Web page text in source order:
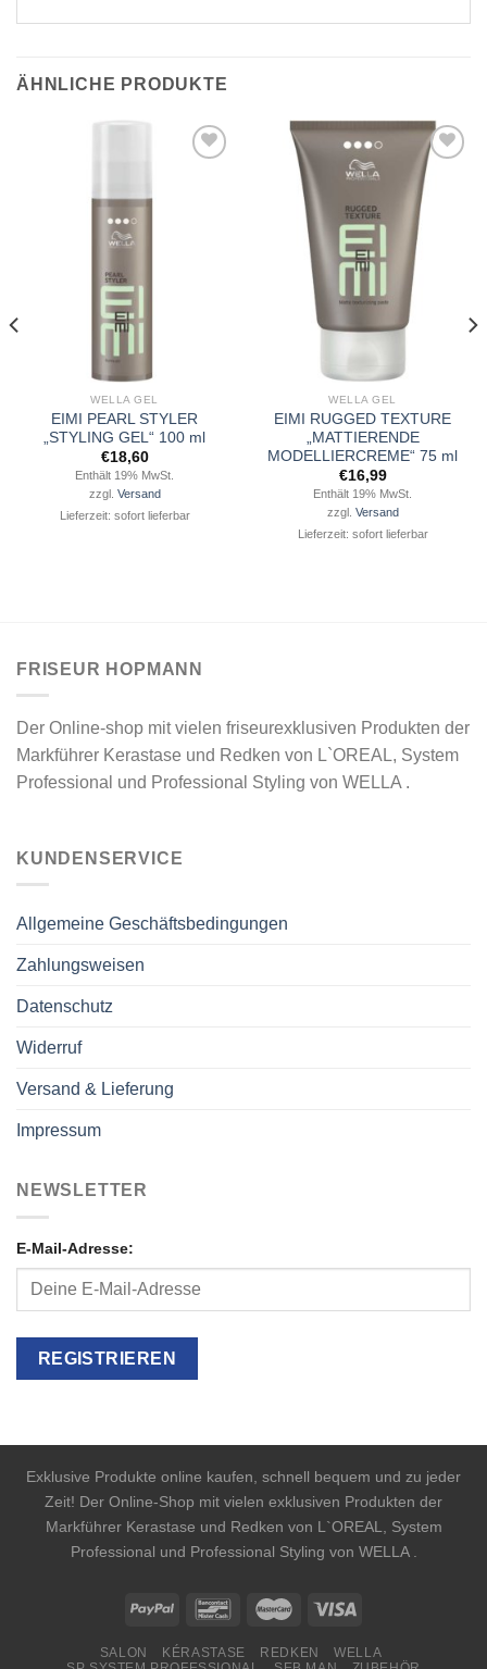
ÄHNLICHE PRODUKTE
WELLA GEL
EIMI PEARL STYLER
„STYLING GEL“ 100 ml
€18,60
Enthält 19% MwSt.
zzgl. Versand
Lieferzeit: sofort lieferbar
Wunschliste
hinzufügen
WELLA GEL
EIMI RUGGED TEXTURE
„MATTIERENDE
MODELLIERCREME“ 75 ml
€16,99
Enthält 19% MwSt.
zzgl. Versand
Lieferzeit: sofort lieferbar
FRISEUR HOPMANN
Der Online-shop mit vielen friseurexklusiven Produkten der
Markführer Kerastase und Redken von L`OREAL, System
Professional und Professional Styling von WELLA .
KUNDENSERVICE
Allgemeine Geschäftsbedingungen
Zahlungsweisen
Datenschutz
Widerruf
Versand & Lieferung
Impressum
NEWSLETTER
E-Mail-Adresse:
Exklusive Produkte online kaufen, schnell bequem und zu jeder
Zeit! Der Online-Shop mit vielen exklusiven Produkten der
Markführer Kerastase und Redken von L`OREAL, System
Professional und Professional Styling von WELLA .
SALON KÉRASTASE REDKEN
WELLA